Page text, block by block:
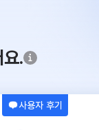
.
사용자 후기